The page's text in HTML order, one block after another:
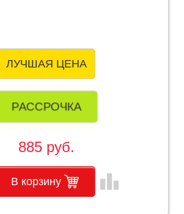
ЛУЧШАЯ ЦЕНА
РАССРОЧКА
885 руб.
В корзину leaderboard